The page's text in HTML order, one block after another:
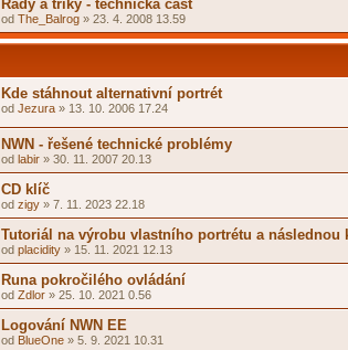
Rady a triky - technická část
od The_Balrog » 23. 4. 2008 13.59
Kde stáhnout alternativní portrét
od Jezura » 13. 10. 2006 17.24
NWN - řešené technické problémy
od labir » 30. 11. 2007 20.13
CD klíč
od zigy » 7. 11. 2023 22.18
Tutoriál na výrobu vlastního portrétu a následnou
od placidity » 15. 11. 2021 12.13
Runa pokročilého ovládání
od Zdlor » 25. 10. 2021 0.56
Logování NWN EE
od BlueOne » 5. 9. 2021 10.31